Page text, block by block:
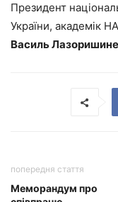
Президент
України, академік
Василь
попередня стаття
Меморандум про